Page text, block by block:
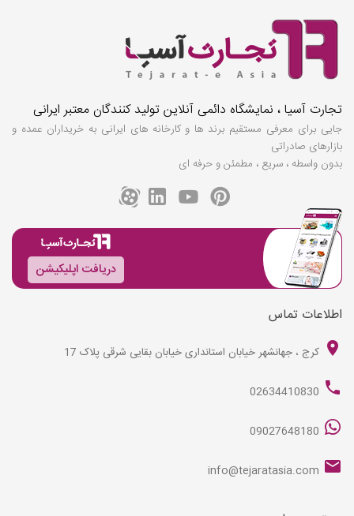
تجارت آسیا ، نمایشگاه دائمی آنلاین تولید کنندگان معتبر ایرانی
جایی برای معرفی مستقیم برند ها و کارخانه های ایرانی به خریداران عمده و
بازارهای صادراتی
بدون واسطه ، سریع ، مطمئن و حرفه ای
دریافت اپلیکیشن
اطلاعات تماس
کرج ، جهانشهر خیابان استانداری خیابان بقایی شرقی پلاک 17
02634410830
09027648180
info@tejaratasia.com